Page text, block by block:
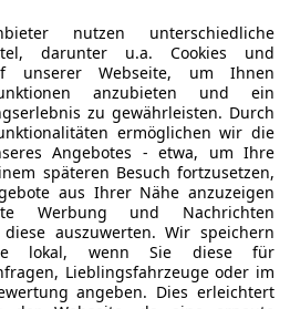
Produktion gibt es das Modell
Da der Cedric nicht
wurde, wird das Fahrzeug in der
die Preise bei etwa 5.000 Euro,
Umrüstung zusätzlich etwa
kann sich der Cedric
Zulassung profitiert dieser von
So liegt dieKfz-Steuer
die reine Kfz-
51 Prozent und einer
nutzen unterschiedliche
darunter u.a. Cookies und
unserer Webseite, um Ihnen
anzubieten und ein
zu gewährleisten. Durch
ermöglichen wir die
Angebotes - etwa, um Ihre
späteren Besuch fortzusetzen,
aus Ihrer Nähe anzuzeigen
Werbung und Nachrichten
auszuwerten. Wir speichern
lokal, wenn Sie diese für
Lieblingsfahrzeuge oder im
angeben. Dies erleichtert